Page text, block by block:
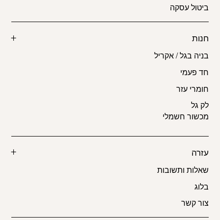
ביטול עסקה
חנות
בניה בגל / אקריל
חד פעמי
חומרי עזר
לק גל
מכשור חשמלי
עזרה
שאלות ותשובות
בלוג
צור קשר